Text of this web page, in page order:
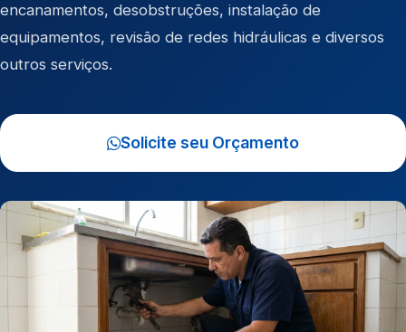
encanamentos, desobstruções, instalação de
equipamentos, revisão de redes hidráulicas e diversos
outros serviços.
Solicite seu Orçamento